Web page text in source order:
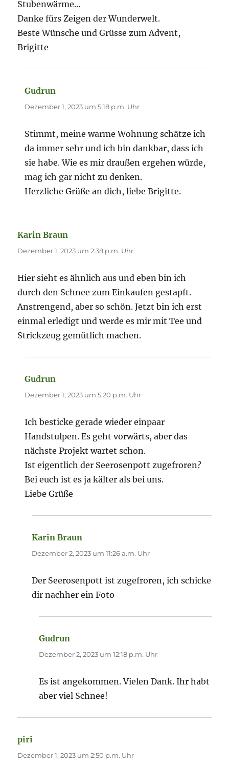
Stubenwärme…
Danke fürs Zeigen der Wunderwelt.
Beste Wünsche und Grüsse zum Advent,
Brigitte
Gudrun
Dezember 1, 2023 um 5:18 p.m. Uhr
Stimmt, meine warme Wohnung schätze ich
da immer sehr und ich bin dankbar, dass ich
sie habe. Wie es mir draußen ergehen würde,
mag ich gar nicht zu denken.
Herzliche Grüße an dich, liebe Brigitte.
Karin Braun
Dezember 1, 2023 um 2:38 p.m. Uhr
Hier sieht es ähnlich aus und eben bin ich
durch den Schnee zum Einkaufen gestapft.
Anstrengend, aber so schön. Jetzt bin ich erst
einmal erledigt und werde es mir mit Tee und
Strickzeug gemütlich machen.
Gudrun
Dezember 1, 2023 um 5:20 p.m. Uhr
Ich besticke gerade wieder einpaar
Handstulpen. Es geht vorwärts, aber das
nächste Projekt wartet schon.
Ist eigentlich der Seerosenpott zugefroren?
Bei euch ist es ja kälter als bei uns.
Liebe Grüße
Karin Braun
Dezember 2, 2023 um 11:26 a.m. Uhr
Der Seerosenpott ist zugefroren, ich schicke
dir nachher ein Foto
Gudrun
Dezember 2, 2023 um 12:18 p.m. Uhr
Es ist angekommen. Vielen Dank. Ihr habt
aber viel Schnee!
piri
Dezember 1, 2023 um 2:50 p.m. Uhr